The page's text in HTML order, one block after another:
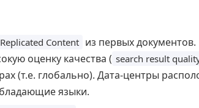
Replicated Content из первых
оценку качества ( search result
(т.е. глобально). Дата-центры
языки.